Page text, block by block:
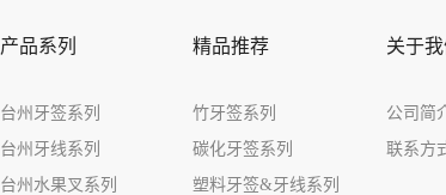
产品系列
台州牙签系列
台州牙线系列
台州水果叉系列
精品推荐
竹牙签系列
碳化牙签系列
塑料牙签&牙线系列
关于我
公司简
联系方